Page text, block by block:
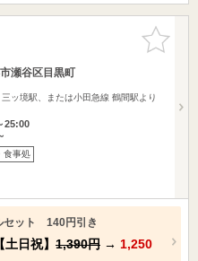
お気に入
りに追加
瀬谷区目黒町
ッ境駅、または小田急線 鶴間駅より
25:00
食事処
セット 140円引き
日祝】 1,390円 → 1,250